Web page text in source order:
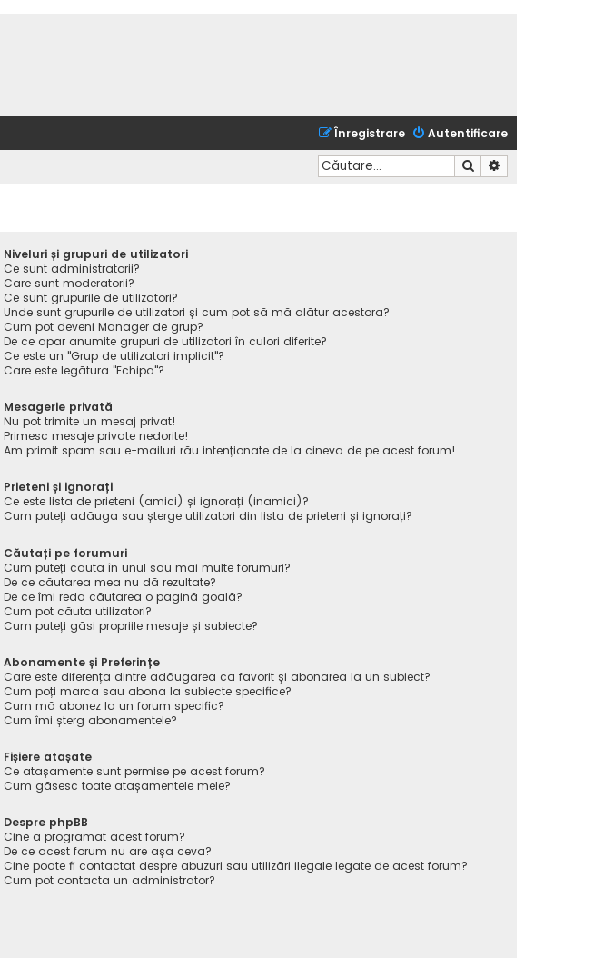
Autentificare
Înregistrare
Căutare
Niveluri și grupuri de utilizatori
Ce sunt administratorii?
Care sunt moderatorii?
Ce sunt grupurile de utilizatori?
Unde sunt grupurile de utilizatori și cum pot să mă alătur acestora?
Cum pot deveni Manager de grup?
De ce apar anumite grupuri de utilizatori în culori diferite?
Ce este un "Grup de utilizatori implicit"?
Care este legătura "Echipa"?
Mesagerie privată
Nu pot trimite un mesaj privat!
Primesc mesaje private nedorite!
Am primit spam sau e-mailuri rău intenționate de la cineva de pe acest forum!
Prieteni și ignorați
Ce este lista de prieteni (amici) și ignorați (inamici)?
Cum puteți adăuga sau șterge utilizatori din lista de prieteni și ignorați?
Căutați pe forumuri
Cum puteți căuta în unul sau mai multe forumuri?
De ce căutarea mea nu dă rezultate?
De ce îmi reda căutarea o pagină goală?
Cum pot căuta utilizatori?
Cum puteți găsi propriile mesaje și subiecte?
Abonamente și Preferințe
Care este diferența dintre adăugarea ca favorit și abonarea la un subiect?
Cum poți marca sau abona la subiecte specifice?
Cum mă abonez la un forum specific?
Cum îmi șterg abonamentele?
Fișiere atașate
Ce atașamente sunt permise pe acest forum?
Cum găsesc toate atașamentele mele?
Despre phpBB
Cine a programat acest forum?
De ce acest forum nu are așa ceva?
Cine poate fi contactat despre abuzuri sau utilizări ilegale legate de acest forum?
Cum pot contacta un administrator?